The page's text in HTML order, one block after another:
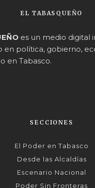
EL TABASQUEÑO
es un medio digital
en política, gobierno,
en Tabasco.
SECCIONES
El Poder en Tabasco
Desde las Alcaldías
Escenario Nacional
Poder Sin Fronteras